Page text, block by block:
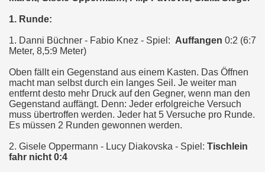
1. Runde:
1. Danni Büchner - Fabio Knez - Spiel: Auffangen 0:2 (6:7
Meter, 8,5:9 Meter)
Oben fällt ein Gegenstand aus einem Kasten. Das Öffnen
macht man selbst durch ein langes Seil. Je weiter man
entfernt desto mehr Druck auf den Gegner, wenn man den
Gegenstand auffängt. Denn: Jeder erfolgreiche Versuch
muss übertroffen werden. Jeder hat 5 Versuche pro Runde.
Es müssen 2 Runden gewonnen werden.
2. Gisele Oppermann - Lucy Diakovska - Spiel: Tischlein
fahr nicht 0:4